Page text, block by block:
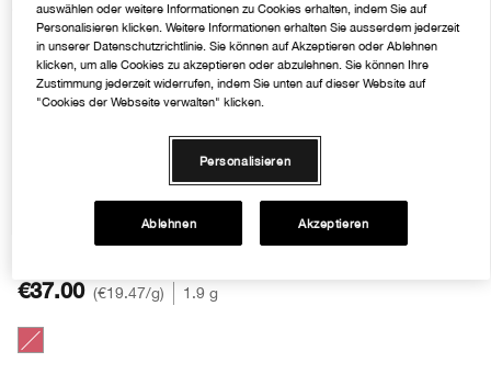
€37.00 €19.47/g 1.9 g
auswählen oder weitere Informationen zu Cookies erhalten, indem Sie auf
Personalisieren klicken. Weitere Informationen erhalten Sie ausserdem jederzeit
in unserer Datenschutzrichtlinie. Sie können auf Akzeptieren oder Ablehnen
klicken, um alle Cookies zu akzeptieren oder abzulehnen. Sie können Ihre
Zustimmung jederzeit widerrufen, indem Sie unten auf dieser Website auf
"Cookies der Webseite verwalten" klicken.
Personalisieren
Ablehnen Akzeptieren